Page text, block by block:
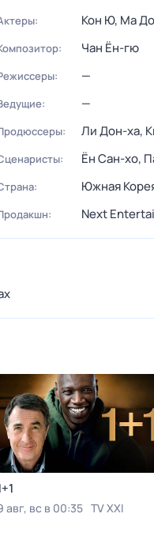
Кон Ю, Ма
Чан Ён-гю
—
—
Ли Дон-ха,
Ён Сан-хо,
Южная
Next
авг, вс в 00:35 TV XXI